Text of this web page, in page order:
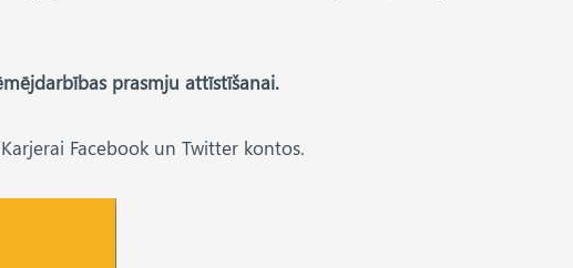
prasmju attīstīšanai.
Facebook un Twitter kontos.